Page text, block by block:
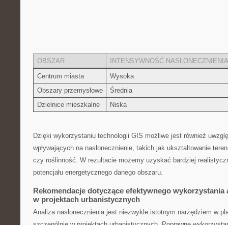
OBSZAR
INTENSYWNOŚĆ NASŁONECZNIENIA
Centrum miasta
Wysoka
Obszary przemysłowe
Średnia
Dzielnice mieszkalne
Niska
Dzięki wykorzystaniu technologii GIS możliwe​ jest również
wpływających na nasłonecznienie, takich jak ukształtowanie
czy roślinność. W rezultacie możemy uzyskać bardziej
potencjału ⁤energetycznego danego obszaru.
Rekomendacje dotyczące efektywnego wykorzystania
w projektach urbanistycznych
Analiza nasłonecznienia jest niezwykle istotnym narzędziem w